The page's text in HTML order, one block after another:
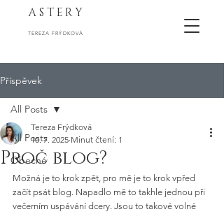
A S T E R Y
TEREZA FRÝDKOVÁ
Příspěvek
All Posts
Obecné
All Posts
Proč blog?
Tereza Frýdková
10. 7. 2025 Minut čtení: 1
Možná je to krok zpět, pro mě je to krok vpřed
začít psát blog. Napadlo mě to takhle jednou při
večerním uspávání dcery. Jsou to takové volné